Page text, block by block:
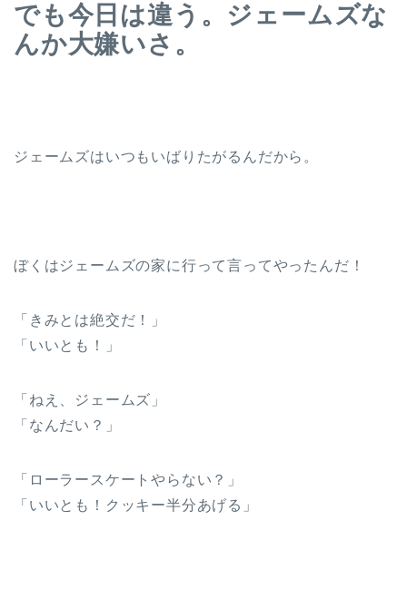
でも今日は違う。ジェームズな
んか大嫌いさ。
ジェームズはいつもいばりたがるんだから。
ぼくはジェームズの家に行って言ってやったんだ！
「きみとは絶交だ！」
「いいとも！」
「ねえ、ジェームズ」
「なんだい？」
「ローラースケートやらない？」
「いいとも！クッキー半分あげる」